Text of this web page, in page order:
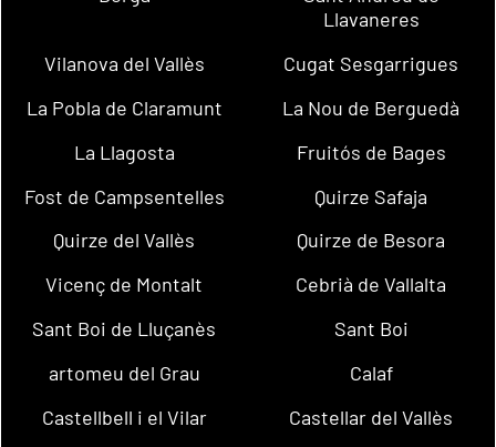
Llavaneres
Vilanova del Vallès
Cugat Sesgarrigues
La Pobla de Claramunt
La Nou de Berguedà
La Llagosta
Fruitós de Bages
Fost de Campsentelles
Quirze Safaja
Quirze del Vallès
Quirze de Besora
Vicenç de Montalt
Cebrià de Vallalta
Sant Boi de Lluçanès
Sant Boi
artomeu del Grau
Calaf
Castellbell i el Vilar
Castellar del Vallès